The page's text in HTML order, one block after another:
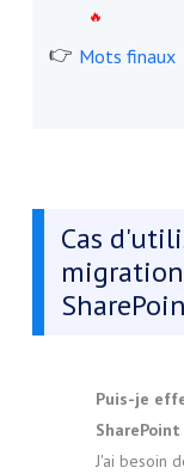
Mots finaux
Cas
Puis-je
J'ai besoin